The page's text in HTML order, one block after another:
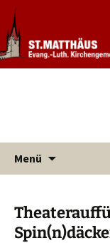
Evang.
Informationen
Menü